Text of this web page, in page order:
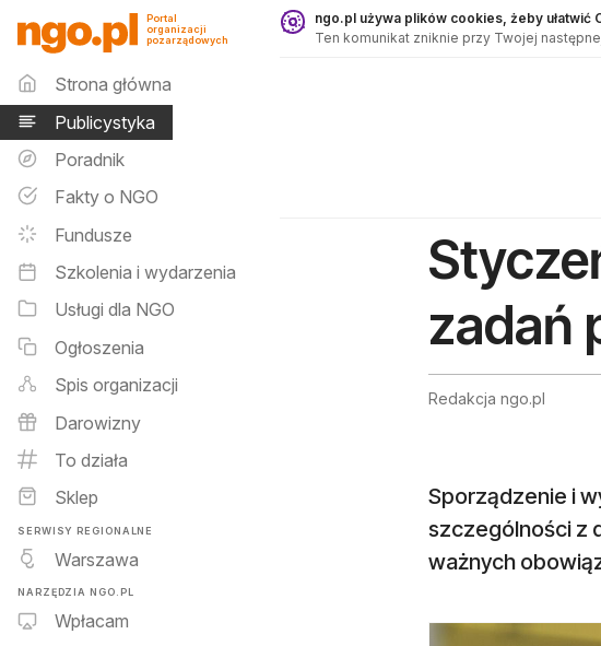
Publicystyka - ngo.pl
Portal
organizacji
pozarządowych
Menu główne
Strona główna
Publicystyka
Poradnik
Fakty o NGO
Fundusze
Szkolenia i wydarzenia
Usługi dla NGO
Ogłoszenia
Spis organizacji
Darowizny
To działa
Sklep
SERWISY REGIONALNE
Warszawa
NARZĘDZIA NGO.PL
Wpłacam
ngo.pl używa plików cookies, żeby ułatwić
Ten komunikat zniknie przy Twojej
zadań
Redakcja ngo.pl
Sporządzenie i
szczególności z
ważnych